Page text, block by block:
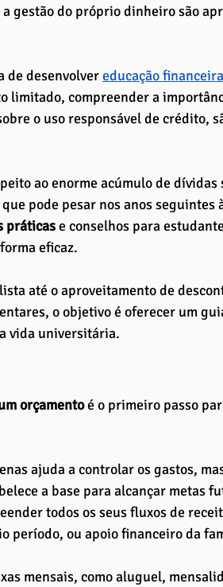
gestão do próprio dinheiro são
de desenvolver educação financeira
limitado, compreender a
o uso responsável de crédito,
ao enorme acúmulo de
pode pesar nos anos seguintes
práticas e conselhos para
eficaz.
até o aproveitamento de
o objetivo é oferecer um
vida universitária.
orçamento é o primeiro passo
ajuda a controlar os gastos,
a base para alcançar metas
todos os seus fluxos de
período, ou apoio financeiro da
mensais, como aluguel,